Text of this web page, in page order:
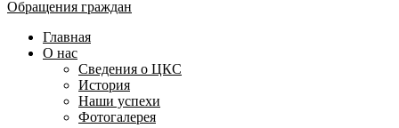
Обращения граждан
Главная
О нас
Сведения о ЦКС
История
Наши успехи
Фотогалерея